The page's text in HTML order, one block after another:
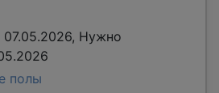
Нужно
полы